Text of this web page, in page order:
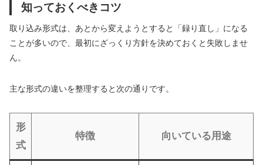
知っておくべきコツ
取り込み形式は、あとから変えようとすると「録り直し」になる
ことが多いので、最初にざっくり方針を決めておくと失敗しませ
ん。
主な形式の違いを整理すると次の通りです。
形
式
特徴 向いている用途